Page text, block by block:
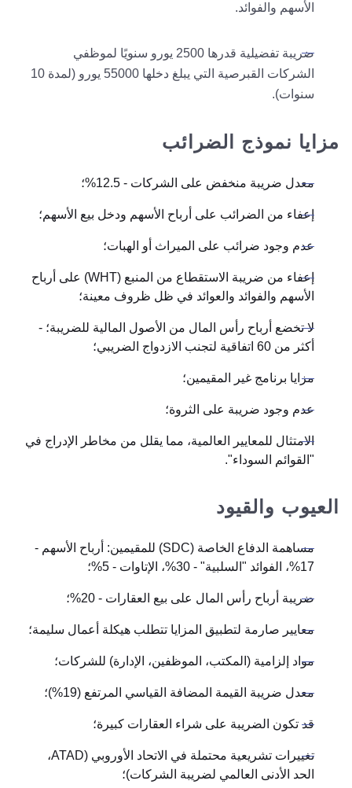
الأسهم والفوائد.
ضريبة تفضيلية قدرها 2500 يورو سنويًا لموظفي
الشركات القبرصية التي يبلغ دخلها 55000 يورو (لمدة 10
سنوات).
مزايا نموذج الضرائب
معدل ضريبة منخفض على الشركات - 12.5%؛
إعفاء من الضرائب على أرباح الأسهم ودخل بيع الأسهم؛
عدم وجود ضرائب على الميراث أو الهبات؛
إعفاء من ضريبة الاستقطاع من المنبع (WHT) على أرباح
الأسهم والفوائد والعوائد في ظل ظروف معينة؛
لا تخضع أرباح رأس المال من الأصول المالية للضريبة؛ -
أكثر من 60 اتفاقية لتجنب الازدواج الضريبي؛
مزايا برنامج غير المقيمين؛
عدم وجود ضريبة على الثروة؛
الامتثال للمعايير العالمية، مما يقلل من مخاطر الإدراج في
"القوائم السوداء".
العيوب والقيود
مساهمة الدفاع الخاصة (SDC) للمقيمين: أرباح الأسهم -
17%، الفوائد "السلبية" - 30%، الإتاوات - 5%؛
ضريبة أرباح رأس المال على بيع العقارات - 20%؛
معايير صارمة لتطبيق المزايا تتطلب هيكلة أعمال سليمة؛
مواد إلزامية (المكتب، الموظفين، الإدارة) للشركات؛
معدل ضريبة القيمة المضافة القياسي المرتفع (19%)؛
قد تكون الضريبة على شراء العقارات كبيرة؛
تغييرات تشريعية محتملة في الاتحاد الأوروبي (ATAD،
الحد الأدنى العالمي لضريبة الشركات)؛